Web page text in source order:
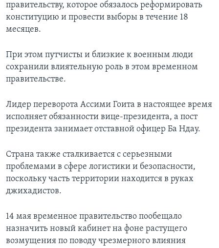
правительству, которое обязалось реформировать
конституцию и провести выборы в течение 18
месяцев.
При этом путчисты и близкие к военным люди
сохранили влиятельную роль в этом временном
правительстве.
Лидер переворота Ассими Гоита в настоящее время
исполняет обязанности вице-президента, а пост
президента занимает отставной офицер Ба Ндау.
Страна также сталкивается с серьезными
проблемами в сфере логистики и безопасности,
поскольку часть территории находится в руках
джихадистов.
14 мая временное правительство пообещало
назначить новый кабинет на фоне растущего
возмущения по поводу чрезмерного влияния